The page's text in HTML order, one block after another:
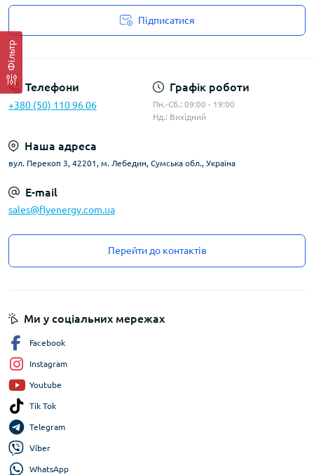
Фільтр
Підписатися
Телефони
+380 (50) 110 96 06
Графік роботи
Пн.-Сб.: 09:00 - 19:00
Нд.: Вихідний
Наша адреса
вул. Перекоп 3, 42201, м. Лебедин, Сумська обл., Україна
E-mail
sales@flyenergy.com.ua
Перейти до контактів
Ми у соціальних мережах
Facebook
Instagram
Youtube
Tik Tok
Telegram
Viber
WhatsApp